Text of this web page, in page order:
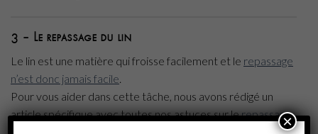
3 – Le repassage du lin
Le lin est une matière qui froisse facilement et le repassage
n’est donc jamais facile.
Pour vous aider dans cette tâche, nous avons rédigé un
article spécifique avec toutes nos astuces sur lerepassage
×